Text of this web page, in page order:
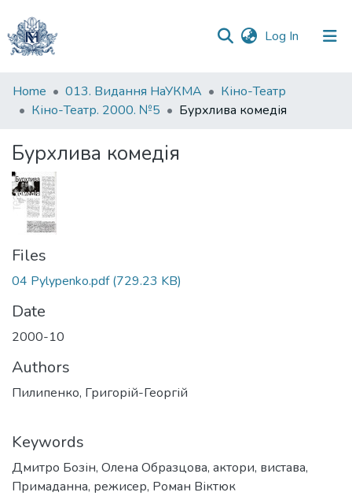
Log In (current)
Communities
&
All of DSpace
Statistics
Home 013. Видання НаУКМА
Кіно-Театр
Кіно-Театр. 2000. №5
Бурхлива комедія
Бурхлива комедія
Files
04 Pylypenko.pdf(729.23 KB)
Date
2000-10
Authors
Пилипенко, Григорій-Георгій
Keywords
Дмитро Бозін, Олена Образцова, актори, вистава,
Примаданна, режисер, Роман Віктюк